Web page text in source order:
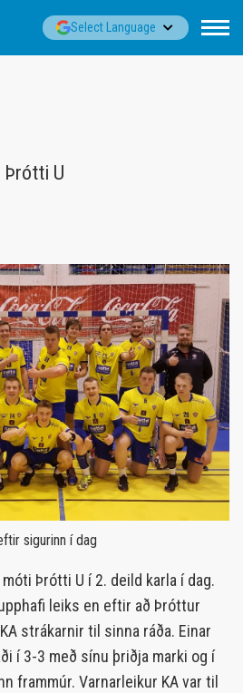
Select Language▼
Þrótti U
sigurinn í dag
Þrótti U í 2. deild karla í dag.
leiks en eftir að Þróttur
strákarnir til sinna ráða. Einar
í 3-3 með sínu þriðja marki og í
frammúr. Varnarleikur KA var til